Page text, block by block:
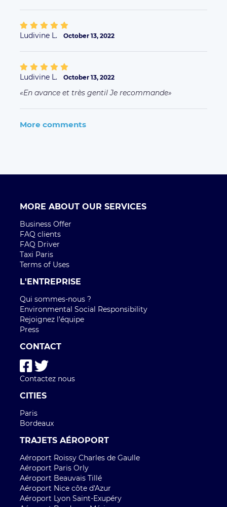
Ludivine L. October 13, 2022
Ludivine L. October 13, 2022
En avance et très gentil Je recommande
More comments
MORE ABOUT OUR SERVICES
Business Offer
FAQ clients
FAQ Driver
Taxi Paris
Terms of Uses
L'ENTREPRISE
Qui sommes-nous ?
Environmental Social Responsibility
Rejoignez l'équipe
Press
CONTACT
Contactez nous
CITIES
Paris
Bordeaux
TRAJETS AÉROPORT
Aéroport Roissy Charles de Gaulle
Aéroport Paris Orly
Aéroport Beauvais Tillé
Aéroport Nice côte d'Azur
Aéroport Lyon Saint-Exupéry